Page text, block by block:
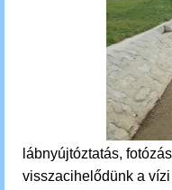
lábnyújtóztatás,
visszacihelődünk a